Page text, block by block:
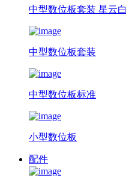
中型数位板套装 星云白
中型数位板套装
中型数位板标准
小型数位板
配件